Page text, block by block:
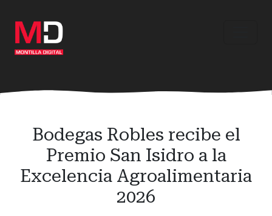
contenido
principal
Bodegas Robles recibe el
Premio San Isidro a la
Excelencia Agroalimentaria
2026